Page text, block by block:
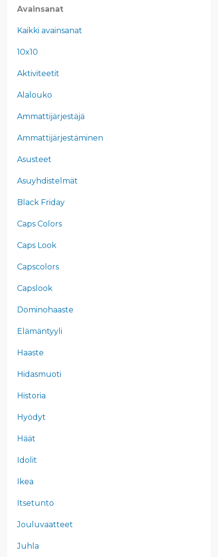
Avainsanat
Kaikki avainsanat
10x10
Aktiviteetit
Alalouko
Ammattijärjestäjä
Ammattijärjestäminen
Asusteet
Asuyhdistelmät
Black Friday
Caps Colors
Caps Look
Capscolors
Capslook
Dominohaaste
Elämäntyyli
Haaste
Hidasmuoti
Historia
Hyödyt
Häät
Idolit
Ikea
Itsetunto
Jouluvaatteet
Juhla